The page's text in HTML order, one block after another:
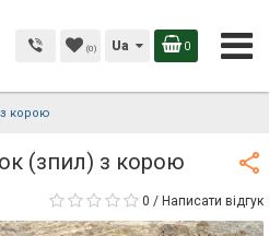
(0) Ua 0
корою
(зпил) з корою
0 / Написати відгук